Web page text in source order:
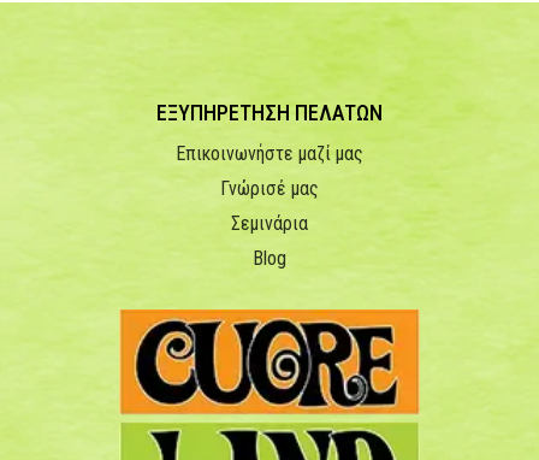
ΕΞΥΠΗΡΕΤΗΣΗ ΠΕΛΑΤΩΝ
Επικοινωνήστε μαζί μας
Γνώρισέ μας
Σεμινάρια
Blog